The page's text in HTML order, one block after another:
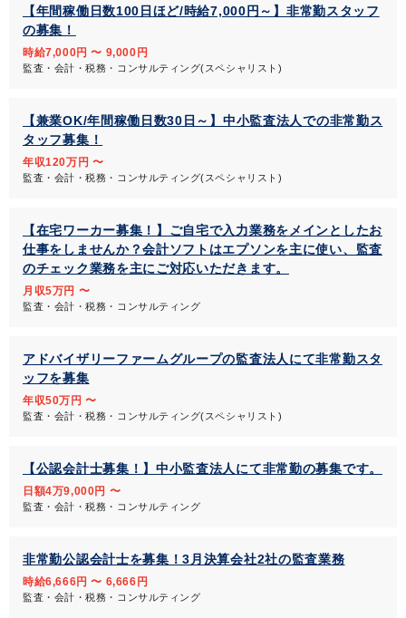
【年間稼働日数100日ほど/時給7,000円～】非常勤スタッフ
の募集！
時給7,000円 〜 9,000円
監査・会計・税務・コンサルティング(スペシャリスト)
【兼業OK/年間稼働日数30日～】中小監査法人での非常勤ス
タッフ募集！
年収120万円 〜
監査・会計・税務・コンサルティング(スペシャリスト)
【在宅ワーカー募集！】ご自宅で入力業務をメインとしたお
仕事をしませんか？会計ソフトはエプソンを主に使い、監査
のチェック業務を主にご対応いただきます。
月収5万円 〜
監査・会計・税務・コンサルティング
アドバイザリーファームグループの監査法人にて非常勤スタ
ッフを募集
年収50万円 〜
監査・会計・税務・コンサルティング(スペシャリスト)
【公認会計士募集！】中小監査法人にて非常勤の募集です。
日額4万9,000円 〜
監査・会計・税務・コンサルティング
非常勤公認会計士を募集！3月決算会社2社の監査業務
時給6,666円 〜 6,666円
監査・会計・税務・コンサルティング